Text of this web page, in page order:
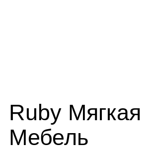
Ruby Мягкая
Мебель